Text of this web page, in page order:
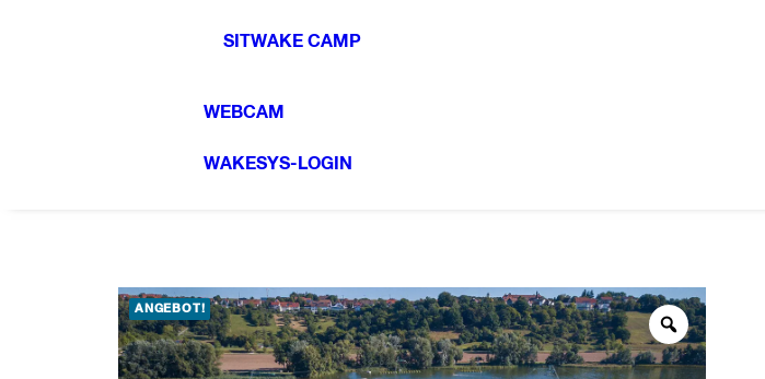
SITWAKE CAMP
WEBCAM
WAKESYS-LOGIN
ANGEBOT!